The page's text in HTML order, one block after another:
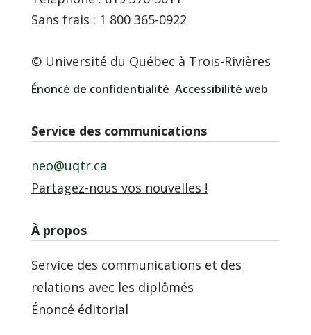
Sans frais : 1 800 365-0922
© Université du Québec à Trois-Rivières
Énoncé de confidentialité Accessibilité web
Service des communications
neo@uqtr.ca
Partagez-nous vos nouvelles !
À propos
Service des communications et des
relations avec les diplômés
Énoncé éditorial